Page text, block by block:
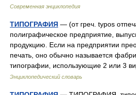
Современная энциклопедия
ТИПОГРАФИЯ — (от греч. typos
полиграфическое предприятие,
продукцию. Если на предприятии
печать, оно обычно называется
типографии, использующие 2 или 3
Энциклопедический словарь